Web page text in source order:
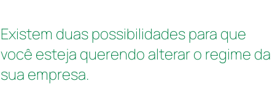
Existem duas possibilidades para que
você esteja querendo alterar o regime da
sua empresa.